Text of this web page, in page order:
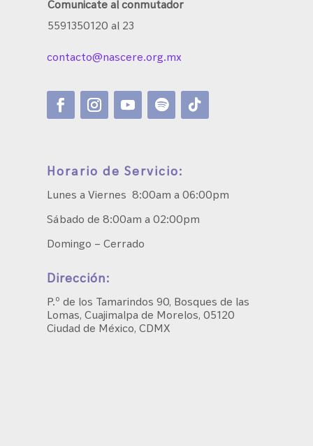
Comunicate al conmutador
5591350120 al 23
contacto@nascere.org.mx
Horario de Servicio:
Lunes a Viernes 8:00am a 06:00pm
Sábado de 8:00am a 02:00pm
Domingo – Cerrado
Dirección:
P.º de los Tamarindos 90, Bosques de las
Lomas, Cuajimalpa de Morelos, 05120
Ciudad de México, CDMX